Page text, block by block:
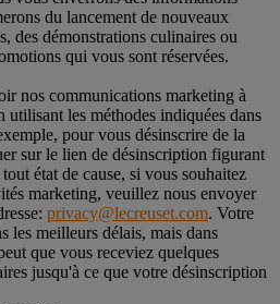
du lancement de nouveaux
des démonstrations culinaires ou
qui vous sont réservées.
nos communications marketing à
utilisant les méthodes indiquées dans
pour vous désinscrire de la
sur le lien de désinscription figurant
état de cause, si vous souhaitez
marketing, veuillez nous envoyer
privacy@lecreuset.com. Votre
les meilleurs délais, mais dans
que vous receviez quelques
jusqu'à ce que votre désinscription